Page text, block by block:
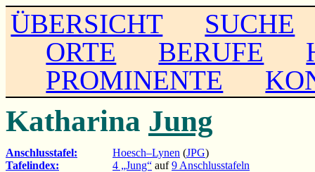
ÜBERSICHT
SUCHE
ORTE
BERUFE
PROMINENTE
Katharina Jung
Anschlusstafel: Hoesch–Lynen (JPG)
Tafelindex:
4 „Jung“ auf9 Anschlusstafeln